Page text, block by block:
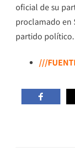
oficial de su
proclamado en
partido político.
///